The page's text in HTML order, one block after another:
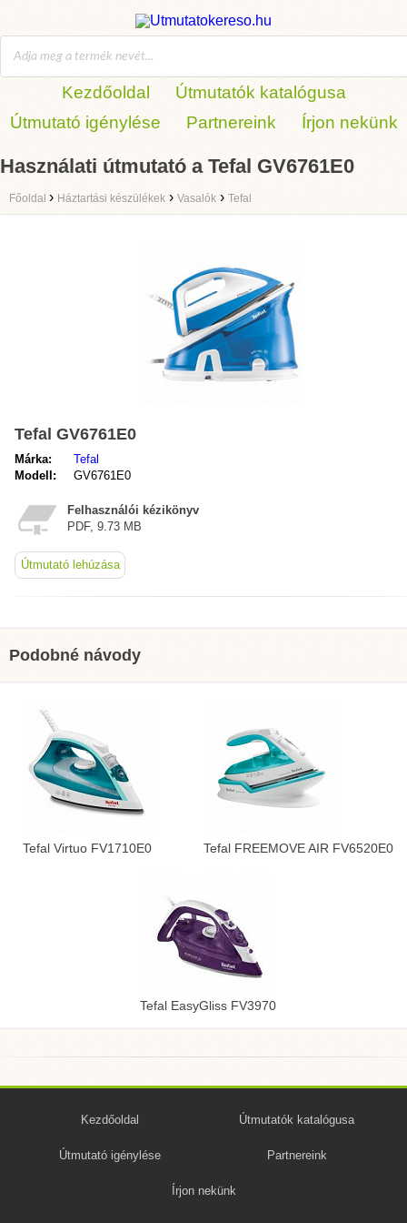
Kezdőoldal
Útmutatók katalógusa
Útmutató igénylése
Partnereink Írjon nekünk
Használati útmutató a Tefal GV6761E0
Főoldal › Háztartási készülékek › Vasalók › Tefal
Tefal GV6761E0
Márka:
Tefal
Modell:
GV6761E0
Felhasználói kézikönyv
PDF, 9.73 MB
Útmutató lehúzása
Podobné návody
Tefal Virtuo FV1710E0 Tefal FREEMOVE AIR FV6520E0
Tefal EasyGliss FV3970
Kezdőoldal Útmutatók katalógusa
Útmutató igénylése Partnereink
Írjon nekünk